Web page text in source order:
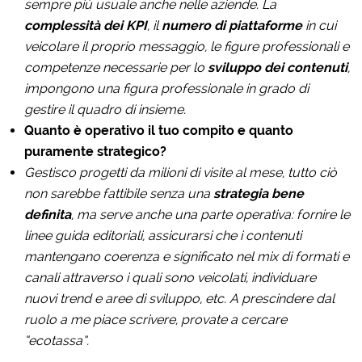
sempre più usuale anche nelle aziende. La
complessità dei KPI, il numero di piattaformein cui
veicolare il proprio messaggio, le figure professionali e
competenze necessarie per losviluppo dei contenuti,
impongono una figura professionale in grado di
gestire il quadro di insieme.
Quanto è operativo il tuo compito e quanto
puramente strategico?
Gestisco progetti da milioni di visite al mese, tutto ciò
non sarebbe fattibile senza unastrategia bene
definita, ma serve anche una parte operativa: fornire le
linee guida editoriali, assicurarsi che i contenuti
mantengano coerenza e significato nel mix di formati e
canali attraverso i quali sono veicolati, individuare
nuovi trend e aree di sviluppo, etc. A prescindere dal
ruolo a me piace scrivere, provate a cercare
“ecotassa”.